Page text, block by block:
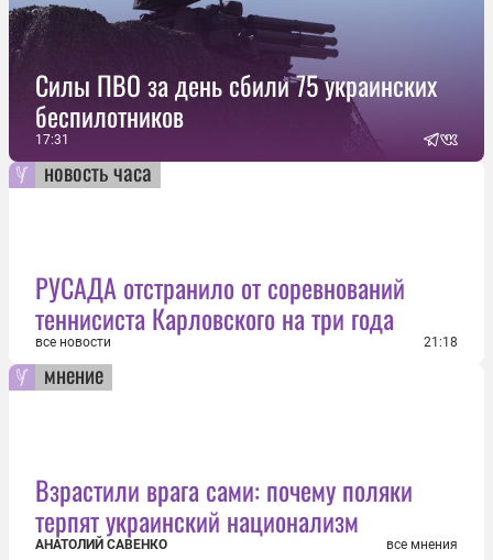
Силы ПВО за день сбили 75 украинских
беспилотников
17:31
новость часа
РУСАДА отстранило от соревнований
теннисиста Карловского на три года
все новости 21:18
мнение
Взрастили врага сами: почему поляки
терпят украинский национализм
АНАТОЛИЙ САВЕНКО все мнения